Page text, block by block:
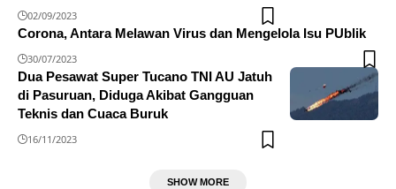
02/09/2023
Corona, Antara Melawan Virus dan Mengelola Isu PUblik
30/07/2023
Dua Pesawat Super Tucano TNI AU Jatuh
di Pasuruan, Diduga Akibat Gangguan
Teknis dan Cuaca Buruk
16/11/2023
SHOW MORE